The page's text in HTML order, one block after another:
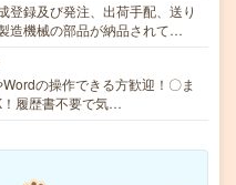
登録及び発注、出荷手配、送り
造機械の部品が納品されて…
の操作できる方歓迎！〇ま
履歴書不要で気…